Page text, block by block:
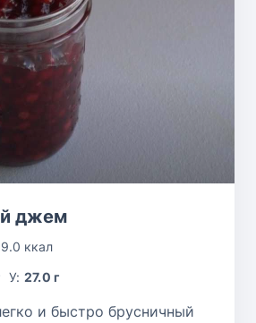
джем
ккал
У: 27.0 г
и быстро брусничный